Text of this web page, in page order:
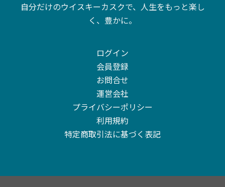
自分だけのウイスキーカスクで、人生をもっと楽し
く、豊かに。
ログイン
会員登録
お問合せ
運営会社
プライバシーポリシー
利用規約
特定商取引法に基づく表記